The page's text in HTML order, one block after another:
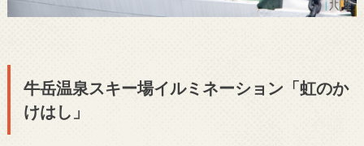
牛岳温泉スキー場イルミネーション「虹のか
けはし」